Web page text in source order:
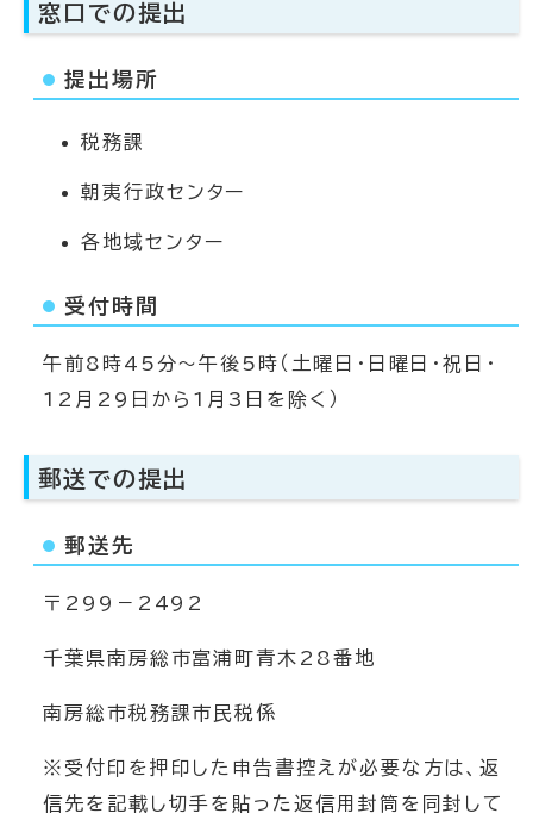
窓口での提出
提出場所
税務課
朝夷行政センター
各地域センター
受付時間
午前8時45分～午後5時（土曜日・日曜日・祝日・
12月29日から1月3日を除く）
郵送での提出
郵送先
〒299－2492
千葉県南房総市富浦町青木28番地
南房総市税務課市民税係
※受付印を押印した申告書控えが必要な方は、返
信先を記載し切手を貼った返信用封筒を同封して